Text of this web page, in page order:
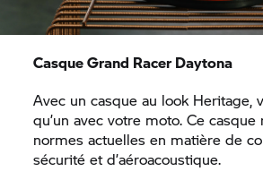
Casque Grand Racer Daytona
Avec un casque au look Heritage,
qu’un avec votre moto. Ce
normes actuelles en matière de
sécurité et d’aéroacoustique.